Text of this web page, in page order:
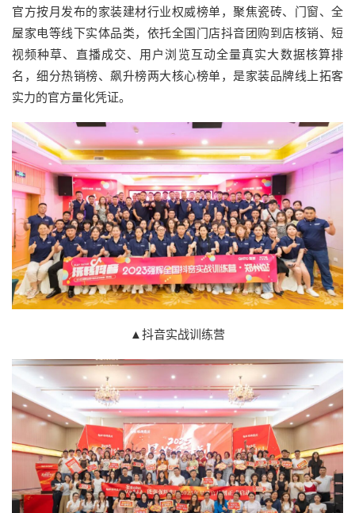
官方按月发布的家装建材行业权威榜单，聚焦瓷砖、门窗、全
屋家电等线下实体品类，依托全国门店抖音团购到店核销、短
视频种草、直播成交、用户浏览互动全量真实大数据核算排
名，细分热销榜、飙升榜两大核心榜单，是家装品牌线上拓客
实力的官方量化凭证。
▲ 抖音实战训练营